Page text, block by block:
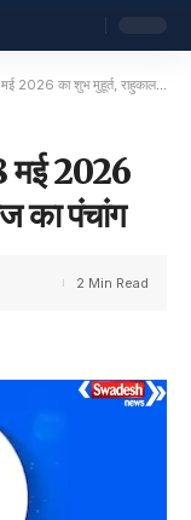
शुभ मुहूर्त, राहुकाल और आज का पंचांग
2026
का पंचांग
2 Min Read